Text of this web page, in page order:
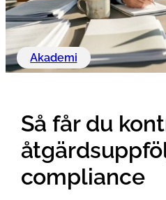
Akademi
Så får du
compliance